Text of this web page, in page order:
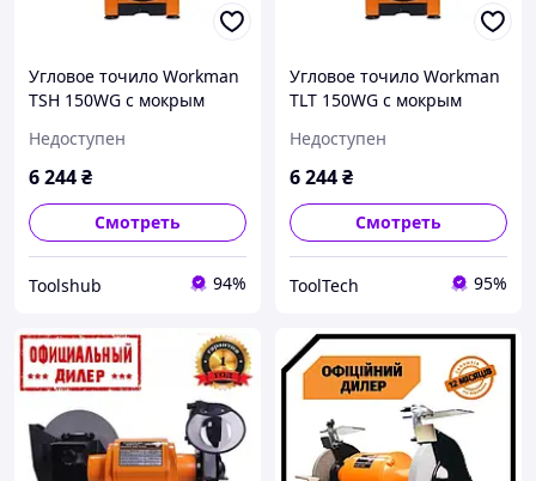
Угловое точило Workman
TSH 150WG с мокрым
Топ 3776563
Недоступен
6 244₴
Смотреть
Toolshub 94%
Угловое точило Workman
TLT 150WG с мокрым
Недоступен
6 244₴
Смотреть
ToolTech 95%